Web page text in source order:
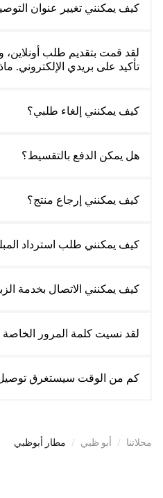
كيف يمكنني تغيير عنوان
لقد قمت بتقديم طلب أونلاين،
تأكيد على بريدي الإلكتروني.
كيف يمكنني إلغاء طلبي؟
هل يمكن الدفع بالتقسيط؟
كيف يمكنني إرجاع منتج؟
كيف يمكنني طلب استرداد
كيف يمكنني الاتصال بخدمة
لقد نسيت كلمة المرور الخاصة
كم من الوقت سيستغرق
محلاتنا / أبو ظبي / مطار أبوظبي